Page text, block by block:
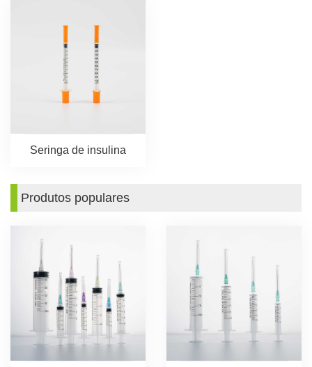
Seringa de insulina
Produtos populares